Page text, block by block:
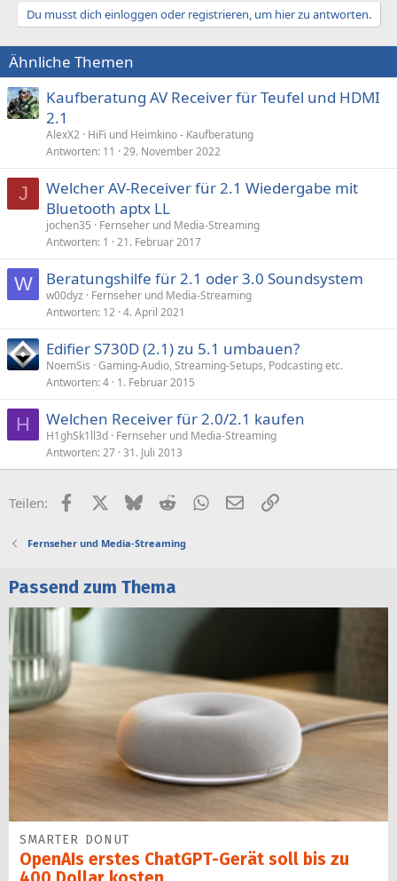
Du musst dich einloggen oder registrieren, um hier zu antworten.
Ähnliche Themen
Kaufberatung AV Receiver für Teufel und HDMI
2.1
AlexX2 HiFi und Heimkino - Kaufberatung
Antworten 11 29. November 2022
J
Welcher AV-Receiver für 2.1 Wiedergabe mit
Bluetooth aptx LL
jochen35
Fernseher und Media-Streaming
Antworten 1 21. Februar 2017
W Beratungshilfe für 2.1 oder 3.0 Soundsystem
w00dyz
Fernseher und Media-Streaming
Antworten 12 4. April 2021
Edifier S730D (2.1) zu 5.1 umbauen?
NoemSis Gaming-Audio, Streaming-Setups, Podcasting etc.
Antworten 4 1. Februar 2015
H Welchen Receiver für 2.0/2.1 kaufen
H1ghSk1ll3d Fernseher und Media-Streaming
Antworten 27 31. Juli 2013
Teilen: FacebookX (Twitter)
BlueskyRedditWhatsApp
E-MailLink
Fernseher und Media-Streaming
Passend zum Thema
SMARTER DONUT
OpenAIs erstes ChatGPT-Gerät soll bis zu